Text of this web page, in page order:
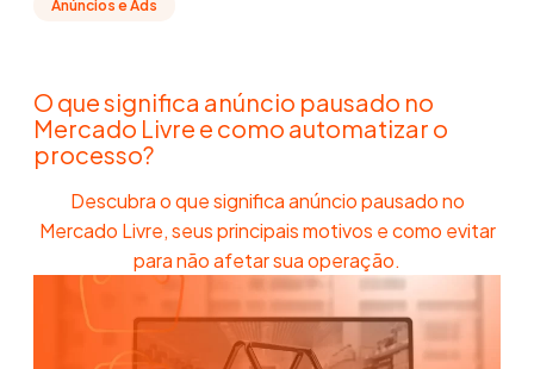
Anúncios e Ads
O que significa anúncio pausado no
Mercado Livre e como automatizar o
processo?
Descubra o que significa anúncio pausado no
Mercado Livre, seus principais motivos e como evitar
para não afetar sua operação.